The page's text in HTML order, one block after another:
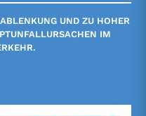
UND ZU HOHER
IM